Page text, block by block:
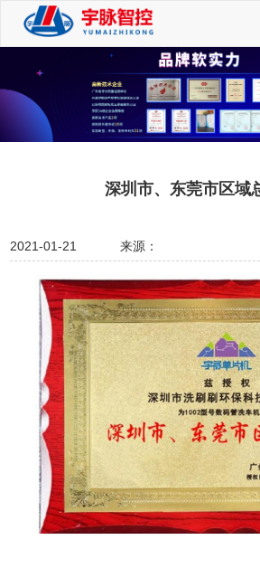
深圳市、东莞市区域
2021-01-21 来源：